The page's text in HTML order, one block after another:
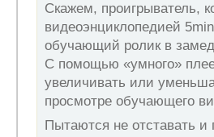
Скажем, проигрыватель,
видеоэнциклопедией
обучающий ролик в
С помощью «умного»
увеличивать или
просмотре обучающего
Пытаются не отставать